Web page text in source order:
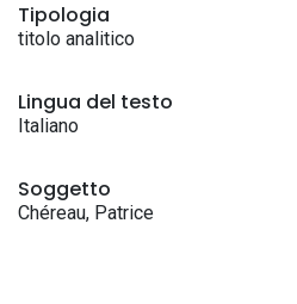
Tipologia
titolo analitico
Lingua del testo
Italiano
Soggetto
Chéreau, Patrice